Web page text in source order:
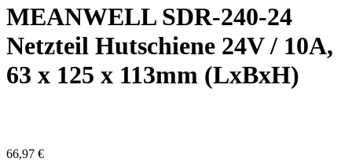
MEANWELL SDR-240-24
Netzteil Hutschiene 24V / 10A,
63 x 125 x 113mm (LxBxH)
66,97 €